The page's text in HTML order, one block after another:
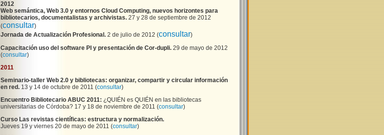
2012
Web semántica, Web 3.0 y entornos Cloud Computing, nuevos horizontes para
bibliotecarios, documentalistas y archivistas.27 y 28 de septiembre de 2012
(consultar)
Jornada de Actualización Profesional.2 de julio de 2012 (consultar)
Capacitación uso del software PI y presentación de Cor-dupli.29 de mayo de 2012
(consultar)
2011
Seminario-taller Web 2.0 y bibliotecas: organizar, compartir y circular información
en red. 13 y 14 de octubre de 2011 (consultar)
Encuentro Bibliotecario ABUC 2011: ¿QUIÉN es QUIÉN en las bibliotecas
universitarias de Córdoba? 17 y 18 de noviembre de 2011 (consultar)
Curso Las revistas científicas: estructura y normalización.
Jueves 19 y viernes 20 de mayo de 2011 (consultar)